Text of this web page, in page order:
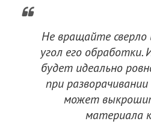
Не вращайте сверло
угол его обработки.
будет идеально
при разворачивании
может
материала